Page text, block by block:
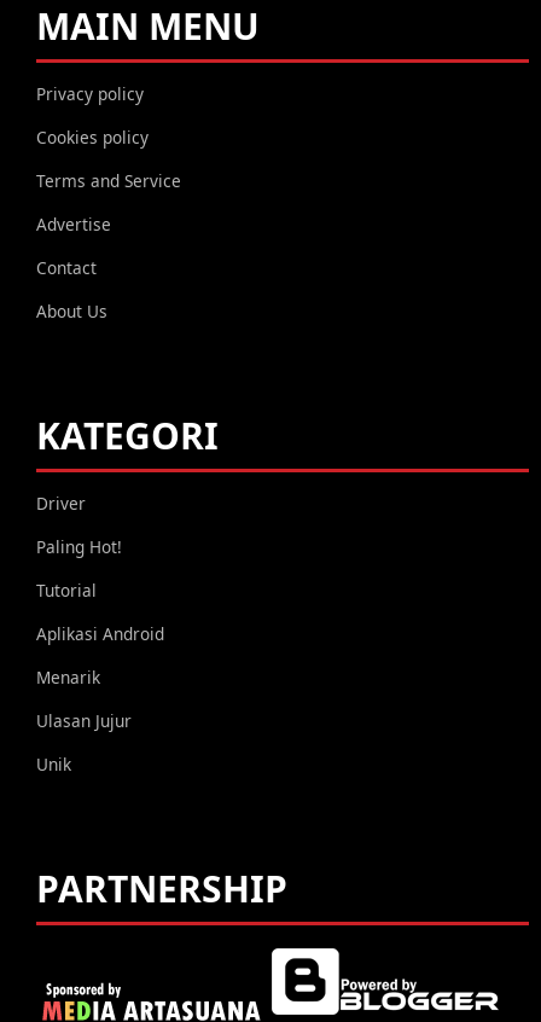
MAIN MENU
Privacy policy
Cookies policy
Terms and Service
Advertise
Contact
About Us
KATEGORI
Driver
Paling Hot!
Tutorial
Aplikasi Android
Menarik
Ulasan Jujur
Unik
PARTNERSHIP